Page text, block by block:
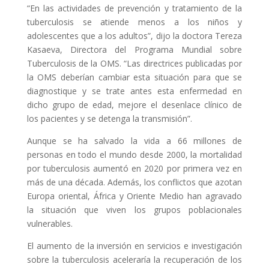
“En las actividades de prevención y tratamiento de la
tuberculosis se atiende menos a los niños y
adolescentes que a los adultos”, dijo la doctora Tereza
Kasaeva, Directora del Programa Mundial sobre
Tuberculosis de la OMS. “Las directrices publicadas por
la OMS deberían cambiar esta situación para que se
diagnostique y se trate antes esta enfermedad en
dicho grupo de edad, mejore el desenlace clínico de
los pacientes y se detenga la transmisión”.
Aunque se ha salvado la vida a 66 millones de
personas en todo el mundo desde 2000, la mortalidad
por tuberculosis aumentó en 2020 por primera vez en
más de una década. Además, los conflictos que azotan
Europa oriental, África y Oriente Medio han agravado
la situación que viven los grupos poblacionales
vulnerables.
El aumento de la inversión en servicios e investigación
sobre la tuberculosis aceleraría la recuperación de los